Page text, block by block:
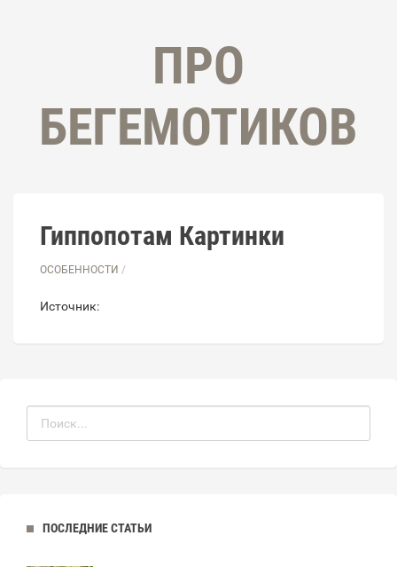
ПРО
БЕГЕМОТИКОВ
Гиппопотам Картинки
ОСОБЕННОСТИ /
Источник:
ПОСЛЕДНИЕ СТАТЬИ